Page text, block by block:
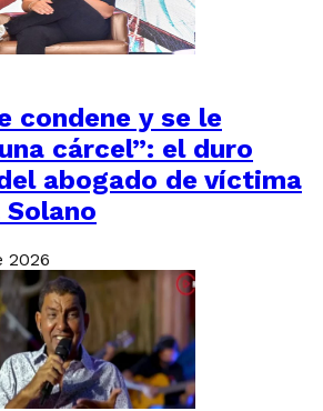
condene y se le
cárcel”: el duro
abogado de víctima
2026